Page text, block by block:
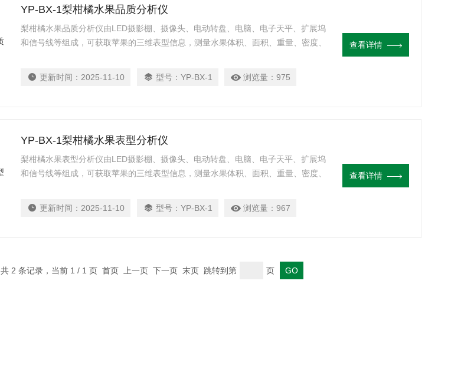
YP-BX-1梨柑橘水果品质分析仪
梨柑橘水果品质分析仪由LED摄影棚、摄像头、电动转盘、电脑、电子天平、扩展坞
和信号线等组成，可获取苹果的三维表型信息，测量水果体积、面积、重量、密度、
更新时间： 2025-11-10 型号： YP-BX-1 浏览量： 975
查看详情
YP-BX-1梨柑橘水果表型分析仪
梨柑橘水果表型分析仪由LED摄影棚、摄像头、电动转盘、电脑、电子天平、扩展坞
和信号线等组成，可获取苹果的三维表型信息，测量水果体积、面积、重量、密度、
更新时间： 2025-11-10 型号： YP-BX-1 浏览量： 967
查看详情
共 2 条记录，当前 1 / 1 页 首页 上一页 下一页 末页 跳转到第 页